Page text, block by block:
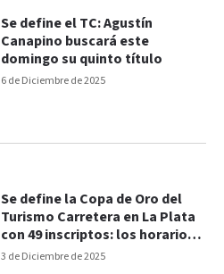
6 de Diciembre de 2025
Se define el TC: Agustín
Canapino buscará este
domingo su quinto título
3 de Diciembre de 2025
Se define la Copa de Oro del
Turismo Carretera en La Plata
con 49 inscriptos: los horarios
en TV